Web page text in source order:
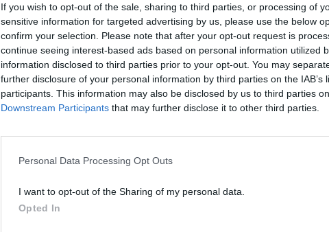
If you wish to opt-out of the sale, sharing to third parties, or processing of
sensitive information for targeted advertising by us, please use the below
confirm your selection. Please note that after your opt-out request is
continue seeing interest-based ads based on personal information utilized
information disclosed to third parties prior to your opt-out. You may
further disclosure of your personal information by third parties on the IAB’s
participants. This information may also be disclosed by us to third parties
Downstream Participants that may further disclose it to other third parties.
Personal Data Processing Opt Outs
I want to opt-out of the Sharing of my personal data.
Opted In